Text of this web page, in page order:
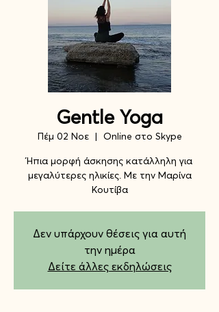
Gentle Yoga
Πέμ 02 Νοε
  |
Online στο Skype
Ήπια μορφή άσκησης κατάλληλη για
μεγαλύτερες ηλικίες. Με την Μαρίνα
Κουτίβα
Δεν υπάρχουν θέσεις για αυτή
την ημέρα
Δείτε άλλες εκδηλώσεις